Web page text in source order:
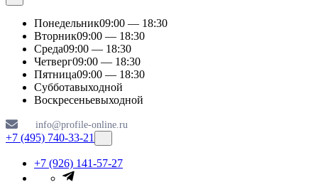
Понедельник09:00 — 18:30
Вторник09:00 — 18:30
Среда09:00 — 18:30
Четверг09:00 — 18:30
Пятница09:00 — 18:30
Субботавыходной
Воскресеньевыходной
info@profile-online.ru
+7 (495) 740-33-21
+7 (926) 141-57-27